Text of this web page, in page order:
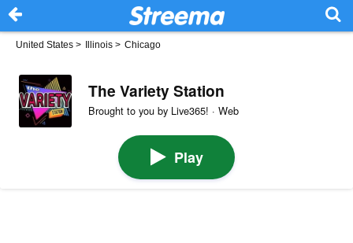
United States > Illinois > Chicago
The Variety Station
Brought to you by Live365! · Web
Play